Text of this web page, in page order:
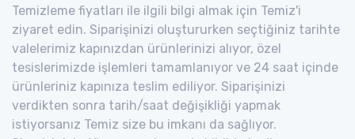
Temizleme fiyatları ile ilgili bilgi almak için Temiz'i
ziyaret edin. Siparişinizi oluştururken seçtiğiniz tarihte
valelerimiz kapınızdan ürünlerinizi alıyor, özel
tesislerimizde işlemleri tamamlanıyor ve 24 saat içinde
ürünleriniz kapınıza teslim ediliyor. Siparişinizi
verdikten sonra tarih/saat değişikliği yapmak
istiyorsanız Temiz size bu imkanı da sağlıyor.